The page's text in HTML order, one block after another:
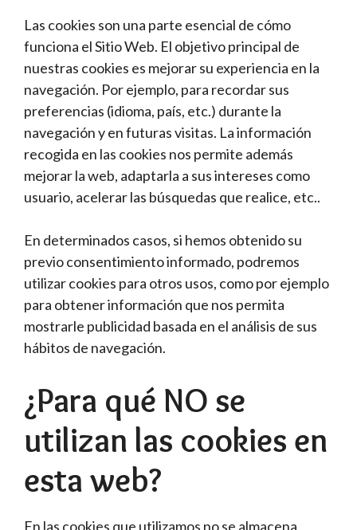
Las cookies son una parte esencial de cómo
funciona el Sitio Web. El objetivo principal de
nuestras cookies es mejorar su experiencia en la
navegación. Por ejemplo, para recordar sus
preferencias (idioma, país, etc.) durante la
navegación y en futuras visitas. La información
recogida en las cookies nos permite además
mejorar la web, adaptarla a sus intereses como
usuario, acelerar las búsquedas que realice, etc..
En determinados casos, si hemos obtenido su
previo consentimiento informado, podremos
utilizar cookies para otros usos, como por ejemplo
para obtener información que nos permita
mostrarle publicidad basada en el análisis de sus
hábitos de navegación.
¿Para qué NO se
utilizan las cookies en
esta web?
En las cookies que utilizamos no se almacena